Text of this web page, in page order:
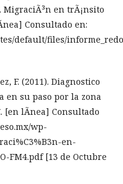
MigraciÃ³n en trÃ¡nsito
Consultado en:
default/files/
F. (2011). Diagnostico
en su paso por la zona
[en lÃ­nea] Consultado
wp-
en-
FM4.pdf [13 de Octubre